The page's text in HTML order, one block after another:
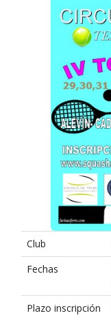
Club
Fechas
Plazo inscripción